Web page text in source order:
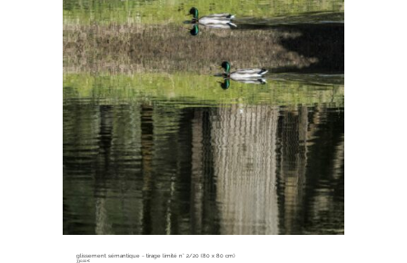
glissement sémantique ~ tirage limité n° 2/20 (80 x 80 cm)
330,00€